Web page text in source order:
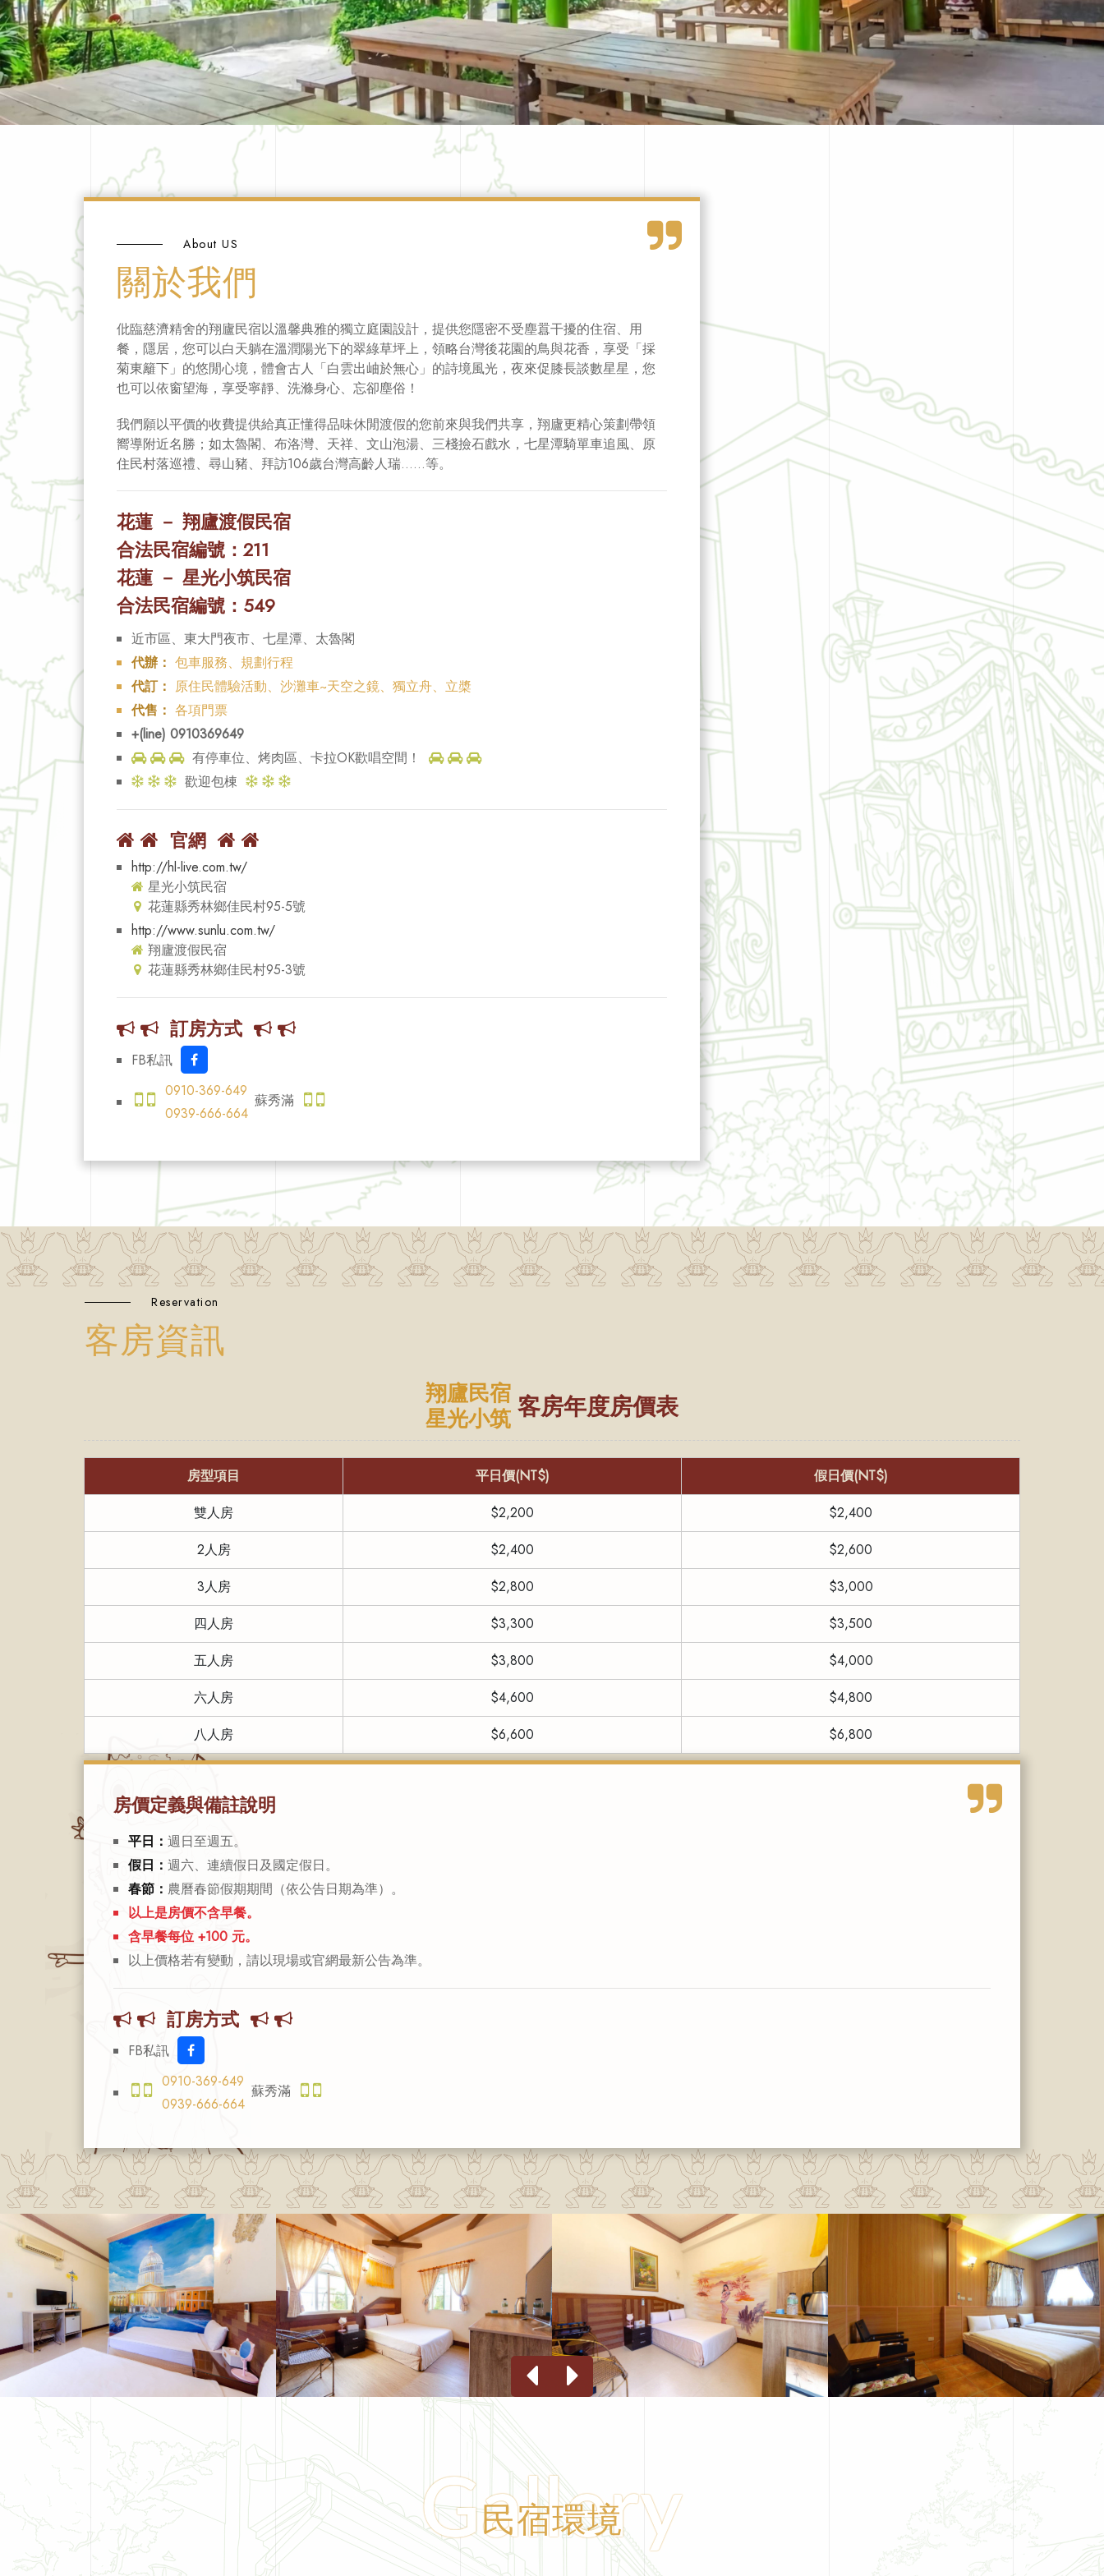
About US
關於我們
仳臨慈濟精舍的翔廬民宿以溫馨典雅的獨立庭園設計，提供您隱密不受塵囂干擾的住宿、用
餐，隱居，您可以白天躺在溫潤陽光下的翠綠草坪上，領略台灣後花園的鳥與花香，享受「採
菊東籬下」的悠閒心境，體會古人「白雲出岫於無心」的詩境風光，夜來促膝長談數星星，您
也可以依窗望海，享受寧靜、洗滌身心、忘卻塵俗！
我們願以平價的收費提供給真正懂得品味休閒渡假的您前來與我們共享，翔廬更精心策劃帶領
嚮導附近名勝；如太魯閣、布洛灣、天祥、文山泡湯、三棧撿石戲水，七星潭騎單車追風、原
住民村落巡禮、尋山豬、拜訪106歲台灣高齡人瑞……等。
花蓮 － 翔廬渡假民宿
合法民宿編號：211
花蓮 － 星光小筑民宿
合法民宿編號：549
近市區、東大門夜市、七星潭、太魯閣
代辦： 包車服務、規劃行程
代訂： 原住民體驗活動、沙灘車~天空之鏡、獨立舟、立槳
代售： 各項門票
+(line) 0910369649
有停車位、烤肉區、卡拉OK歡唱空間！
歡迎包棟
官網
http://hl-live.com.tw/
星光小筑民宿
花蓮縣秀林鄉佳民村95-5號
http://www.sunlu.com.tw/
翔廬渡假民宿
花蓮縣秀林鄉佳民村95-3號
訂房方式
FB私訊
0910-369-649
0939-666-664
蘇秀滿
Reservation
客房資訊
翔廬民宿
星光小筑 客房年度房價表
房型項目 平日價(NT$)
假日價(NT$)
雙人房
$2,200
$2,400
2人房
$2,400
$2,600
3人房
$2,800
$3,000
四人房
$3,300
$3,500
五人房
$3,800
$4,000
六人房
$4,600
$4,800
八人房
$6,600 $6,800
房價定義與備註說明
平日： 週日至週五。
假日： 週六、連續假日及國定假日。
春節： 農曆春節假期期間（依公告日期為準）。
以上是房價不含早餐。
含早餐每位 +100 元。
以上價格若有變動，請以現場或官網最新公告為準。
訂房方式
FB私訊
0910-369-649
0939-666-664
蘇秀滿
Gallery
民宿環境